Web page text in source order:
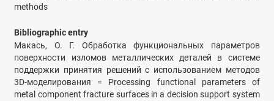
methods
Bibliographic entry
Макась, О. Г. Обработка функциональных параметров
поверхности изломов металлических деталей в системе
поддержки принятия решений с использованием методов
3D-моделирования = Processing functional parameters of
metal component fracture surfaces in a decision support system